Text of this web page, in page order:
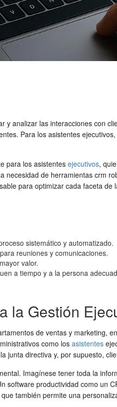
y analizar las interacciones con
Para los asistentes
para los asistentes ejecutivos,
de herramientas crm
para optimizar cada faceta
sistemático y automatizado.
reuniones y comunicaciones.
valor.
a tiempo y a la persona
la Gestión
de ventas y marketing,
como los asistentes
junta directiva y, por supuesto,
Imagínese tener toda la
productividad como un
también permite una